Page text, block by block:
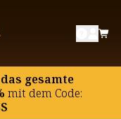
gesamte
mit dem Code:
für einen
im Büro